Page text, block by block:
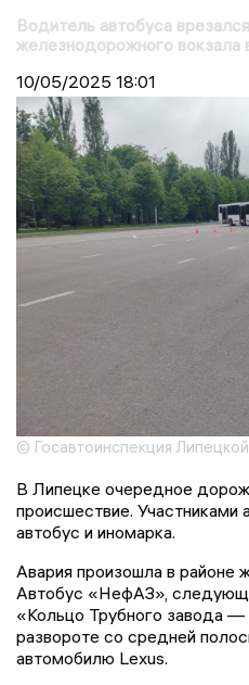
Водитель автобуса
железнодорожного вокзала
10/05/2025 18:01
© Госавтоинспекция
В Липецке очередное
происшествие. Участниками
автобус и иномарка.
Авария произошла в районе
Автобус «НефАЗ»,
«Кольцо Трубного завода
развороте со средней
автомобилю Lexus.